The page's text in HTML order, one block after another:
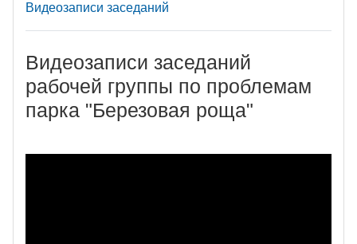
Видеозаписи заседаний
Видеозаписи заседаний
рабочей группы по проблемам
парка "Березовая роща"